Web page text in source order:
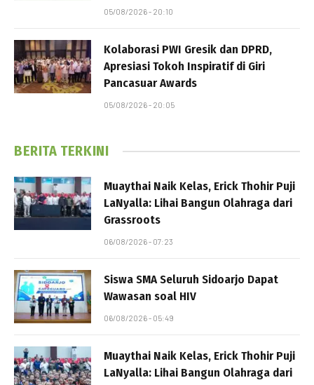
05/08/2026 - 20:10
Kolaborasi PWI Gresik dan DPRD,
Apresiasi Tokoh Inspiratif di Giri
Pancasuar Awards
05/08/2026 - 20:05
BERITA TERKINI
Muaythai Naik Kelas, Erick Thohir Puji
LaNyalla: Lihai Bangun Olahraga dari
Grassroots
06/08/2026 - 07:23
Siswa SMA Seluruh Sidoarjo Dapat
Wawasan soal HIV
06/08/2026 - 05:49
Muaythai Naik Kelas, Erick Thohir Puji
LaNyalla: Lihai Bangun Olahraga dari